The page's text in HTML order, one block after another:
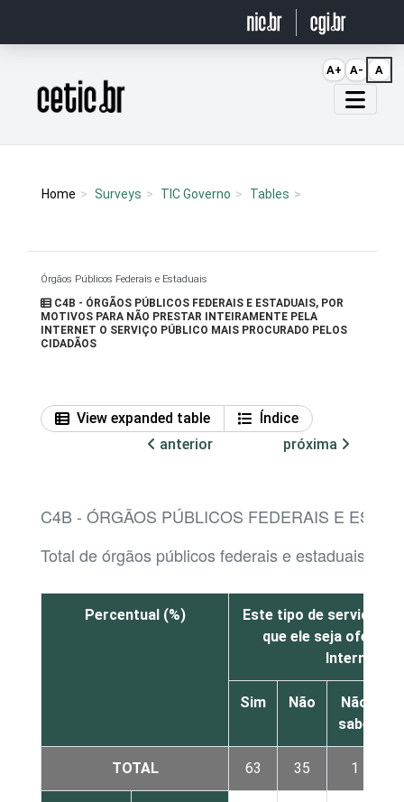
Página inicial
Home Surveys TIC Governo Tables
Órgãos Públicos Federais e Estaduais
C4B - ÓRGÃOS PÚBLICOS FEDERAIS E ESTADUAIS, POR
MOTIVOS PARA NÃO PRESTAR INTEIRAMENTE PELA
INTERNET O SERVIÇO PÚBLICO MAIS PROCURADO PELOS
CIDADÃOS
View expanded table
Índice
anterior
próxima
C4B - ÓRGÃOS PÚBLICOS FEDERAIS E
Total de órgãos públicos federais e estaduais
Percentual (%)
Este tipo de serviço
que ele seja
Internet
Sim Não
Não
sabe
TOTAL 63 35 1
A+ A- A